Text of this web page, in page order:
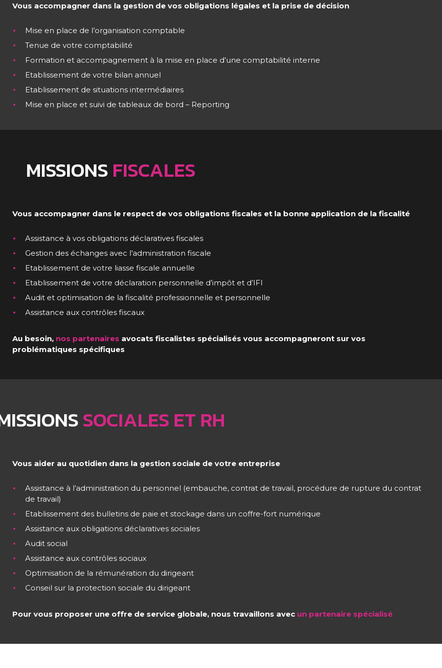
Vous accompagner dans la gestion de vos obligations légales et la prise de décision
Mise en place de l’organisation comptable
Tenue de votre comptabilité
Formation et accompagnement à la mise en place d’une comptabilité interne
Etablissement de votre bilan annuel
Etablissement de situations intermédiaires
Mise en place et suivi de tableaux de bord – Reporting
MISSIONS FISCALES
Vous accompagner dans le respect de vos obligations fiscales et la bonne application de la fiscalité
Assistance à vos obligations déclaratives fiscales
Gestion des échanges avec l’administration fiscale
Etablissement de votre liasse fiscale annuelle
Etablissement de votre déclaration personnelle d’impôt et d’IFI
Audit et optimisation de la fiscalité professionnelle et personnelle
Assistance aux contrôles fiscaux
Au besoin, nos partenaires avocats fiscalistes spécialisés vous accompagneront sur vos
problématiques spécifiques
SOCIALES ET RH
Vous aider au quotidien dans la gestion sociale de votre entreprise
Assistance à l’administration du personnel (embauche, contrat de travail, procédure de rupture du contrat
de travail)
Etablissement des bulletins de paie et stockage dans un coffre-fort numérique
Assistance aux obligations déclaratives sociales
Audit social
Assistance aux contrôles sociaux
Optimisation de la rémunération du dirigeant
Conseil sur la protection sociale du dirigeant
Pour vous proposer une offre de service globale, nous travaillons avec un partenaire spécialisé